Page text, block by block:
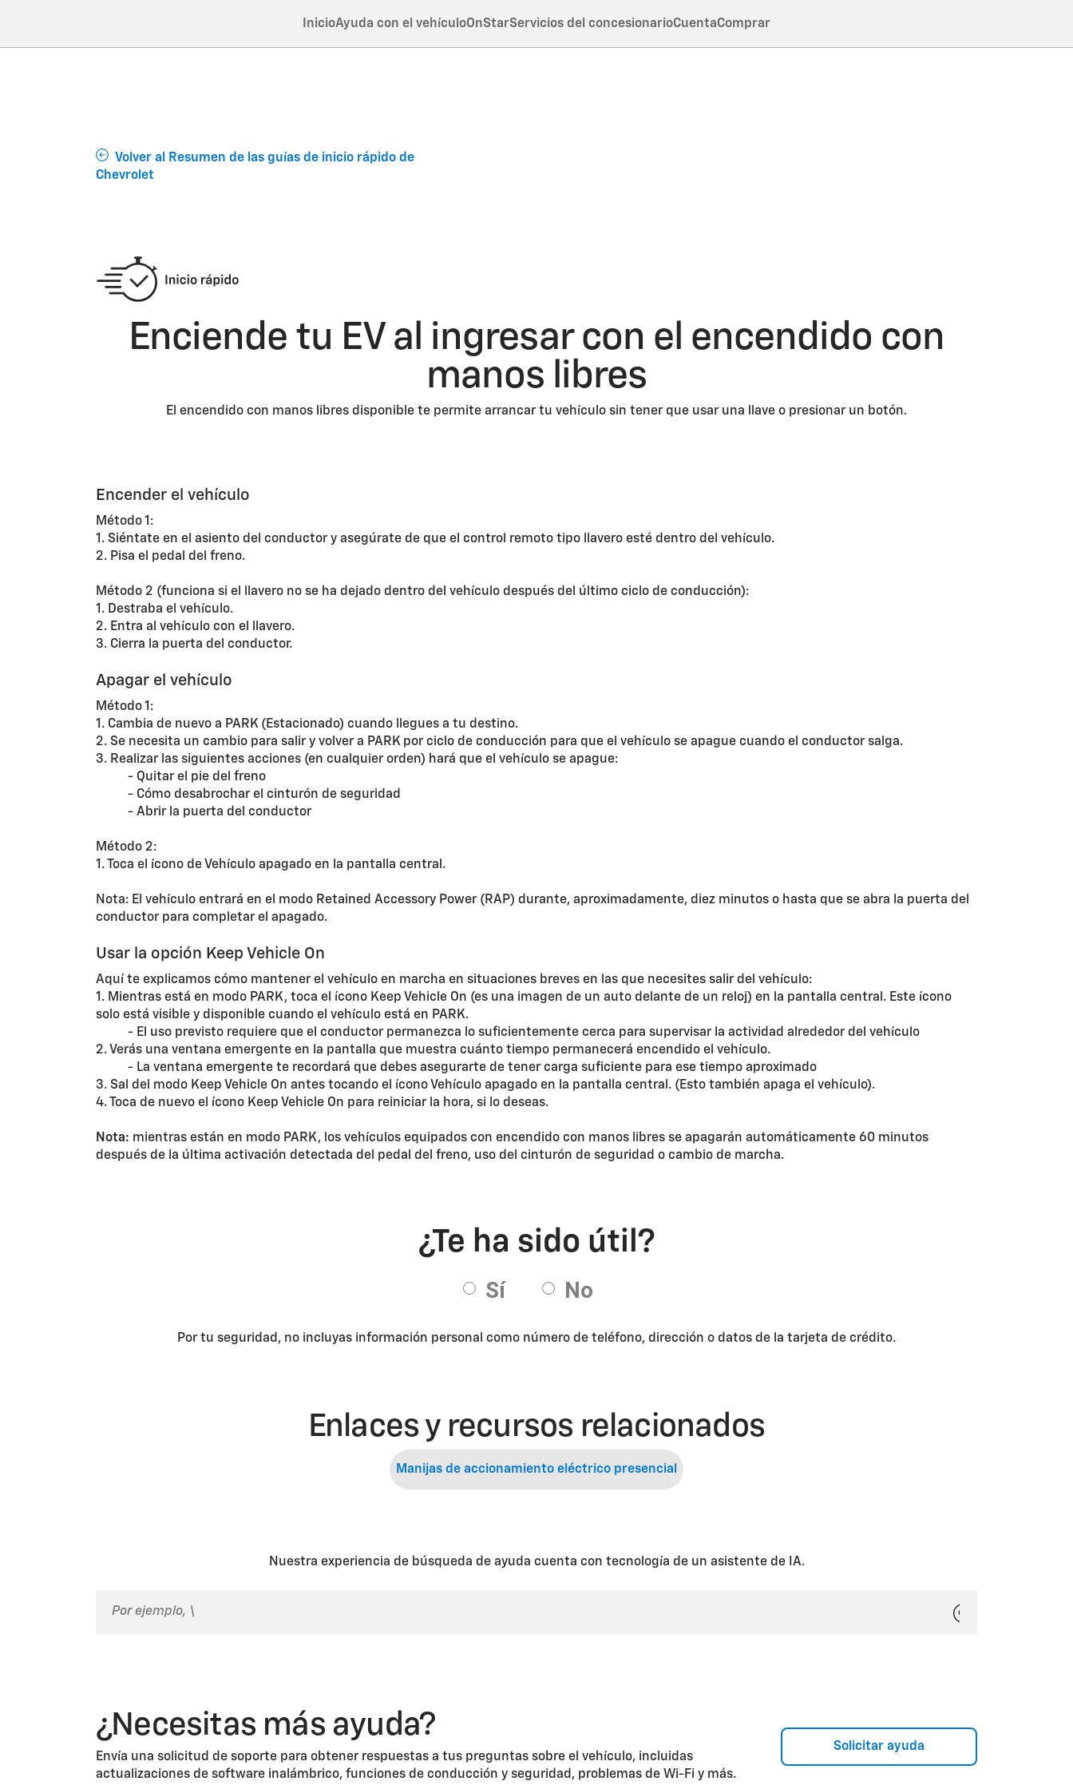
InicioAyuda con el vehículoOnStarServicios del concesionarioCuentaComprar
Volver al Resumen de las guías de inicio rápido de
Chevrolet
Enciende tu EV al ingresar con el encendido con
manos libres
El encendido con manos libres disponible te permite arrancar tu vehículo sin tener que usar una llave o presionar un botón.
Encender el vehículo
Método 1:
1. Siéntate en el asiento del conductor y asegúrate de que el control remoto tipo llavero esté dentro del vehículo.
2. Pisa el pedal del freno.
Método 2 (funciona si el llavero no se ha dejado dentro del vehículo después del último ciclo de conducción):
1. Destraba el vehículo.
2. Entra al vehículo con el llavero.
3. Cierra la puerta del conductor.
Apagar el vehículo
Método 1:
1. Cambia de nuevo a PARK (Estacionado) cuando llegues a tu destino.
2. Se necesita un cambio para salir y volver a PARK por ciclo de conducción para que el vehículo se apague cuando el conductor salga.
3. Realizar las siguientes acciones (en cualquier orden) hará que el vehículo se apague:
- Quitar el pie del freno
- Cómo desabrochar el cinturón de seguridad
- Abrir la puerta del conductor
Método 2:
1. Toca el ícono de Vehículo apagado en la pantalla central.
Nota: El vehículo entrará en el modo Retained Accessory Power (RAP) durante, aproximadamente, diez minutos o hasta que se abra la puerta del
conductor para completar el apagado.
Usar la opción Keep Vehicle On
Aquí te explicamos cómo mantener el vehículo en marcha en situaciones breves en las que necesites salir del vehículo:
1. Mientras está en modo PARK, toca el ícono Keep Vehicle On (es una imagen de un auto delante de un reloj) en la pantalla central. Este ícono
solo está visible y disponible cuando el vehículo está en PARK.
- El uso previsto requiere que el conductor permanezca lo suficientemente cerca para supervisar la actividad alrededor del vehículo
2. Verás una ventana emergente en la pantalla que muestra cuánto tiempo permanecerá encendido el vehículo.
- La ventana emergente te recordará que debes asegurarte de tener carga suficiente para ese tiempo aproximado
3. Sal del modo Keep Vehicle On antes tocando el ícono Vehículo apagado en la pantalla central. (Esto también apaga el vehículo).
4. Toca de nuevo el ícono Keep Vehicle On para reiniciar la hora, si lo deseas.
Nota: mientras están en modo PARK, los vehículos equipados con encendido con manos libres se apagarán automáticamente 60 minutos
después de la última activación detectada del pedal del freno, uso del cinturón de seguridad o cambio de marcha.
Por tu seguridad, no incluyas información personal como número de teléfono, dirección o datos de la tarjeta de crédito.
Enlaces y recursos relacionados
Manijas de accionamiento eléctrico presencial
Nuestra experiencia de búsqueda de ayuda cuenta con tecnología de un asistente de IA.
¿Necesitas más ayuda?
Envía una solicitud de soporte para obtener respuestas a tus preguntas sobre el vehículo, incluidas
actualizaciones de software inalámbrico, funciones de conducción y seguridad, problemas de Wi-Fi y más.
Solicitar ayuda